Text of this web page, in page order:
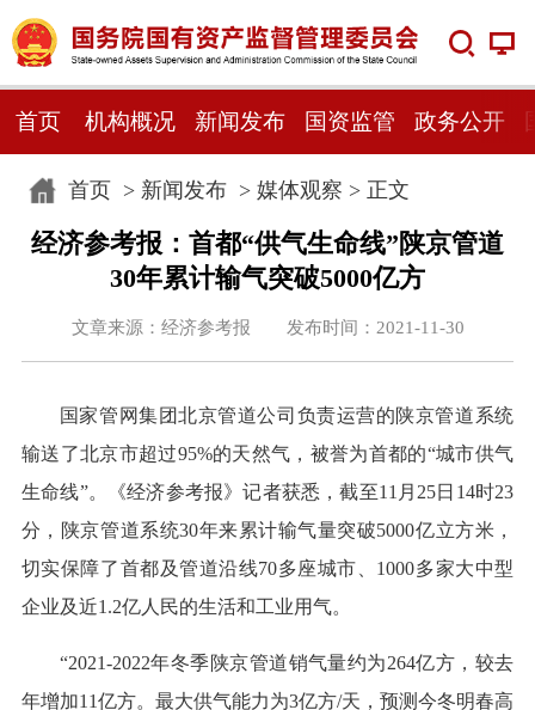
首页 机构概况 新闻发布 国资监管 政务公开
首页> 新闻发布> 媒体观察 > 正文
经济参考报：首都“供气生命线”陕京管道
30年累计输气突破5000亿方
文章来源：经济参考报 发布时间：2021-11-30
国家管网集团北京管道公司负责运营的陕京管道系统
输送了北京市超过95%的天然气，被誉为首都的“城市供气
生命线”。《经济参考报》记者获悉，截至11月25日14时23
分，陕京管道系统30年来累计输气量突破5000亿立方米，
切实保障了首都及管道沿线70多座城市、1000多家大中型
企业及近1.2亿人民的生活和工业用气。
“2021-2022年冬季陕京管道销气量约为264亿方，较去
年增加11亿方。最大供气能力为3亿方/天，预测今冬明春高